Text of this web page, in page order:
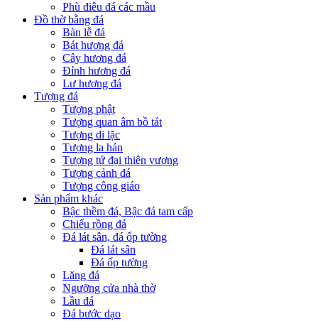
Phù điêu đá các mầu
Đồ thờ bằng đá
Bàn lễ đá
Bát hương đá
Cây hương đá
Đỉnh hương đá
Lư hương đá
Tượng đá
Tượng phật
Tượng quan âm bồ tát
Tượng di lặc
Tượng la hán
Tượng tứ đại thiên vương
Tượng cảnh đá
Tượng công giáo
Sản phẩm khác
Bậc thềm đá, Bậc đá tam cấp
Chiếu rồng đá
Đá lát sân, đá ốp tường
Đá lát sân
Đá ốp tường
Lăng đá
Ngưỡng cửa nhà thờ
Lầu đá
Đá bước dạo